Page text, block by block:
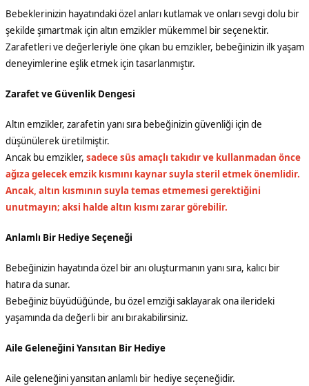
Bebeklerinizin hayatındaki özel anları kutlamak ve onları sevgi dolu bir
şekilde şımartmak için altın emzikler mükemmel bir seçenektir.
Zarafetleri ve değerleriyle öne çıkan bu emzikler, bebeğinizin ilk yaşam
deneyimlerine eşlik etmek için tasarlanmıştır.
Zarafet ve Güvenlik Dengesi
Altın emzikler, zarafetin yanı sıra bebeğinizin güvenliği için de
düşünülerek üretilmiştir.
Ancak bu emzikler, sadece süs amaçlı takıdır ve kullanmadan önce
ağıza gelecek emzik kısmını kaynar suyla steril etmek önemlidir.
Ancak, altın kısmının suyla temas etmemesi gerektiğini
unutmayın; aksi halde altın kısmı zarar görebilir.
Anlamlı Bir Hediye Seçeneği
Bebeğinizin hayatında özel bir anı oluşturmanın yanı sıra, kalıcı bir
hatıra da sunar.
Bebeğiniz büyüdüğünde, bu özel emziği saklayarak ona ilerideki
yaşamında da değerli bir anı bırakabilirsiniz.
Aile Geleneğini Yansıtan Bir Hediye
Aile geleneğini yansıtan anlamlı bir hediye seçeneğidir.